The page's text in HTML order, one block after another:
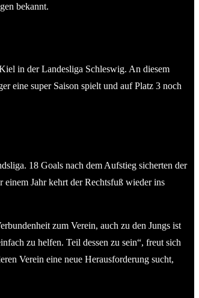
bekannt.
in der Landesliga Schleswig. An diesem
eine super Saison spielt und auf Platz 3 noch
18 Goals nach dem Aufstieg sicherten der
Jahr kehrt der Rechtsfuß wieder ins
zum Verein, auch zu den Jungs ist
zu helfen. Teil dessen zu sein“, freut sich
Verein eine neue Herausforderung sucht,